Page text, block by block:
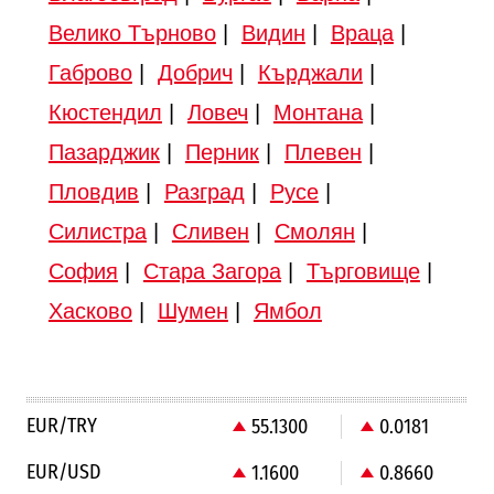
Велико Търново| Видин Враца|
Габрово| Добрич Кърджали
Кюстендил
Ловеч Монтана|
Пазарджик| Перник| Плевен
Пловдив
Разград Русе|
Силистра| Сливен Смолян
София
Стара Загора| Търговище|
Хасково| Шумен Ямбол
EUR/TRY 55.1300
0.0181
EUR/USD
1.1600 0.8660